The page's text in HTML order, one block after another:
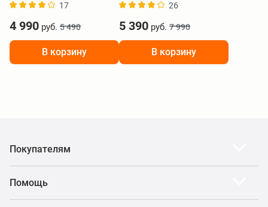
Cleaner 2 BHR8276EU
17
4 990 руб. 5 490
В корзину
26
5 390 руб. 7 990
В корзину
Покупателям
Помощь